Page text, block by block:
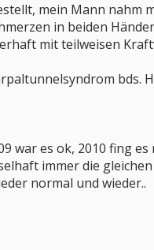
mein Mann nahm
in beiden
mit teilweisen
bds.
war es ok, 2010 fing es
immer die
normal und wieder..